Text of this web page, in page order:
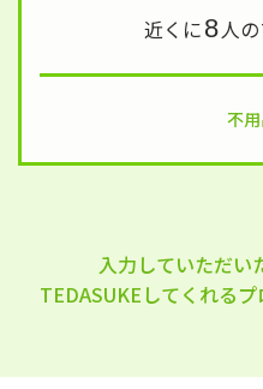
近くに8人
不
入力していただい
TEDASUKEしてくれるプ